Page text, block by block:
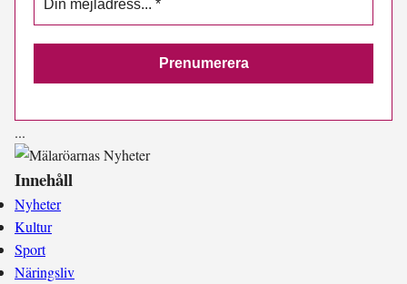
...
Innehåll
Nyheter
Kultur
Sport
Näringsliv